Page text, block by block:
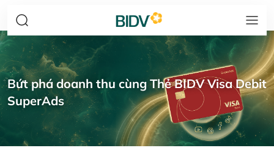
Bứt phá doanh thu cùng Thẻ BIDV Visa Debit
SuperAds